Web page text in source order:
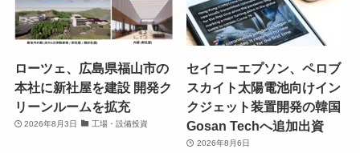
ローツェ、広島県福山市の
本社に新社屋を建設 開発ク
リーンルームを拡充
2026年8月3日 工場・設備投資
セイコーエプソン、ペロブ
スカイト太陽電池向けイン
クジェット装置開発の韓国
Gosan Techへ追加出資
2026年8月6日